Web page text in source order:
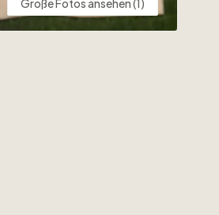
Große Fotos ansehen (1)